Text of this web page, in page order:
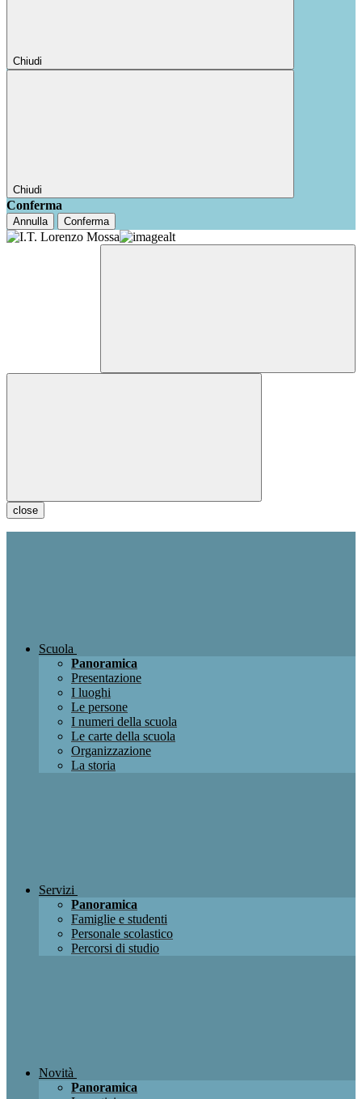
Chiudi
Chiudi
Conferma
Annulla Conferma
close
Scuola
Panoramica
Presentazione
I luoghi
Le persone
I numeri della scuola
Le carte della scuola
Organizzazione
La storia
Servizi
Panoramica
Famiglie e studenti
Personale scolastico
Percorsi di studio
Novità
Panoramica